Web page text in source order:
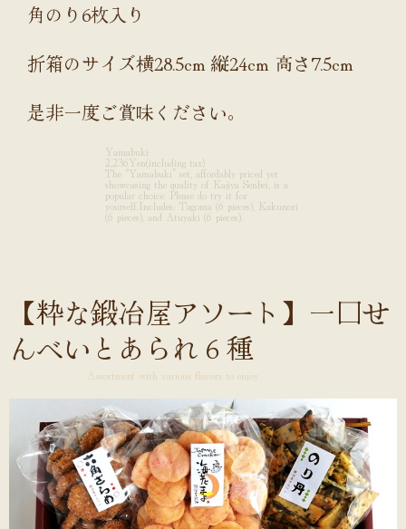
角のり6枚入り
折箱のサイズ横28.5cm 縦24cm 高さ7.5cm
是非一度ご賞味ください。
Yamabuki
2,236Yen(including tax)
The “Yamabuki” set, affordably priced yet
showcasing the quality of Kajiya Senbei, is a
popular choice. Please do try it for
yourself.Includes: Tagoma (6 pieces), Kakunori
(6 pieces), and Atuyaki (6 pieces).
【粋な鍛冶屋アソート】一口せ
んべいとあられ６種
Assortment with various flavors to enjoy